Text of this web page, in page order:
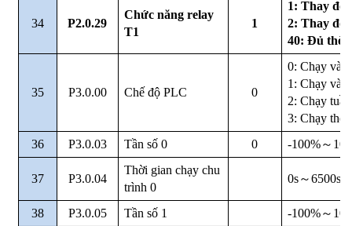
34 P2.0.29
Chức năng relay
T1
1
1: Thay
2: Thay
40: Đủ thời
35 P3.0.00 Chế độ PLC 0
0: Chạy và
1: Chạy và
2: Chạy
3: Chạy
36
P3.0.03 Tần số 0 0 -100%～
37 P3.0.04
Thời gian chạy chu
trình 0
0s～6500s
38 P3.0.05 Tần số 1 -100%～